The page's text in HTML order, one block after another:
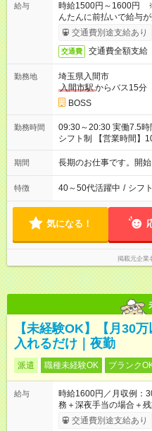
給与
時給1500円～1600円
んたんに前払いで給与
交通費別途支給あり
交通費 交通費全額支給
勤務地
埼玉県入間市
入間市駅からバス15分
BOSS
勤務時間
09:30～20:30 実働7.5時間／休憩1.5時間 営業時間に合わせた
シフト制 【営業時間】
期間 長期のお仕事です。開
特徴 40～50代活躍中 / シフ
気になる！
掲載元企業
【未経験OK】【月30
入れるだけ｜夜勤
派遣 職種未経験OK ブランク
給与
時給1600円／月収例：
務＋深夜手当の場合＋
交通費別途支給あり